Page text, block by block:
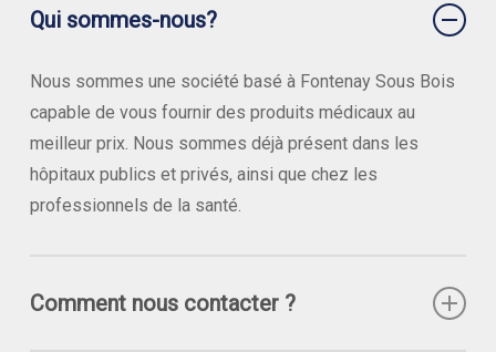
Qui sommes-nous?
Nous sommes une société basé à Fontenay Sous Bois
capable de vous fournir des produits médicaux au
meilleur prix. Nous sommes déjà présent dans les
hôpitaux publics et privés, ainsi que chez les
professionnels de la santé.
Comment nous contacter ?